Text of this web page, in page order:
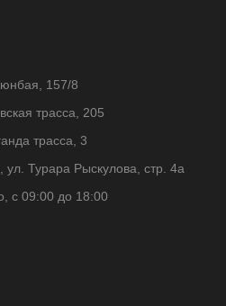
157/8
трасса, 205
трасса, 3
Турара Рыскулова, стр. 4а
с 09:00 до 18:00